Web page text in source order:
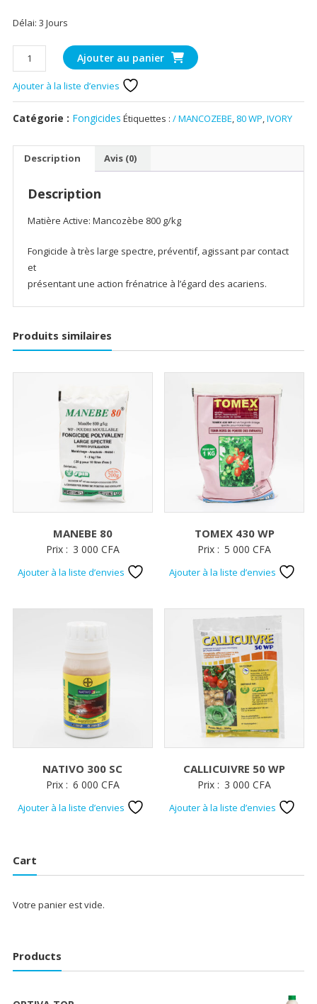
Délai: 3 Jours
quantité
de
IVORY
80
WP
MANCOZEBE
Ajouter au panier
Ajouter à la liste d’envies
Catégorie : Fongicides Étiquettes : / MANCOZEBE, 80 WP,IVORY
Description Avis (0)
Description
Matière Active: Mancozèbe 800 g/kg
Fongicide à très large spectre, préventif, agissant par contact
et
présentant une action frénatrice à l’égard des acariens.
Produits similaires
MANEBE 80
Prix : 3 000 CFA
Ajouter à la liste d’envies
TOMEX 430 WP
Prix : 5 000CFA
Ajouter à la liste d’envies
NATIVO 300 SC
Prix : 6 000 CFA
Ajouter à la liste d’envies
CALLICUIVRE 50 WP
Prix : 3 000CFA
Ajouter à la liste d’envies
Cart
Votre panier est vide.
Products